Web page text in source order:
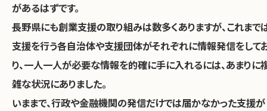
があるはずです。
長野県にも創業支援の取り組みは数多くありますが、これまで
支援を行う各自治体や支援団体がそれぞれに情報発信をして
り、一人一人が必要な情報を的確に手に入れるには、あまりに
雑な状況にありました。
いままで、行政や金融機関の発信だけでは届かなかった支援が